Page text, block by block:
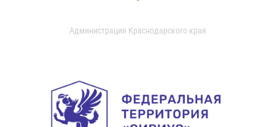
Администрация Краснодарского края